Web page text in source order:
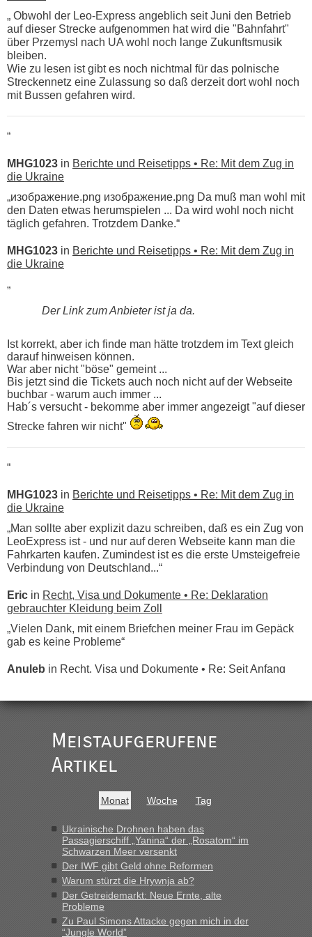
„ Obwohl der Leo-Express angeblich seit Juni den Betrieb
auf dieser Strecke aufgenommen hat wird die "Bahnfahrt"
über Przemysl nach UA wohl noch lange Zukunftsmusik
bleiben.
Wie zu lesen ist gibt es noch nichtmal für das polnische
Streckennetz eine Zulassung so daß derzeit dort wohl noch
mit Bussen gefahren wird.
“
MHG1023 in Berichte und Reisetipps • Re: Mit dem Zug in
die Ukraine
„изображение.png изображение.png Da muß man wohl mit
den Daten etwas herumspielen ... Da wird wohl noch nicht
täglich gefahren. Trotzdem Danke.“
MHG1023 in Berichte und Reisetipps • Re: Mit dem Zug in
die Ukraine
„
Der Link zum Anbieter ist ja da.
Ist korrekt, aber ich finde man hätte trotzdem im Text gleich
darauf hinweisen können.
War aber nicht "böse" gemeint ...
Bis jetzt sind die Tickets auch noch nicht auf der Webseite
buchbar - warum auch immer ...
Hab´s versucht - bekomme aber immer angezeigt "auf dieser
Strecke fahren wir nicht"
“
MHG1023 in Berichte und Reisetipps • Re: Mit dem Zug in
die Ukraine
„Man sollte aber explizit dazu schreiben, daß es ein Zug von
LeoExpress ist - und nur auf deren Webseite kann man die
Fahrkarten kaufen. Zumindest ist es die erste Umsteigefreie
Verbindung von Deutschland...“
Eric in Recht, Visa und Dokumente • Re: Deklaration
gebrauchter Kleidung beim Zoll
„Vielen Dank, mit einem Briefchen meiner Frau im Gepäck
gab es keine Probleme“
Anuleb in Recht, Visa und Dokumente • Re: Seit Anfang
Verdacht.“
inRecht, Visa und Dokumente • Re: Seit Anfang des
Milliarden aufgedeckt
und du nicht damit handeln willst. So lange das nicht
Originalverpackt ist und ersichlich das nicht neu sollte es
keine Probleme geben“
Recht, Visa und Dokumente • Deklaration
gebrauchter Kleidung beim Zoll
„Hallo Leute, ich weiß nicht, ob ich hier richtig bin mit meiner
Anfrage. Ich möchte 4 Umzugskartons mit gebrauchter
Meistaufgerufene
Artikel
Monat Woche Tag
Ukrainische Drohnen haben das
Passagierschiff „Yanina“ der „Rosatom“ im
Schwarzen Meer versenkt
Der IWF gibt Geld ohne Reformen
Warum stürzt die Hrywnja ab?
Der Getreidemarkt: Neue Ernte, alte
Probleme
Zu Paul Simons Attacke gegen mich in der
“Jungle World”